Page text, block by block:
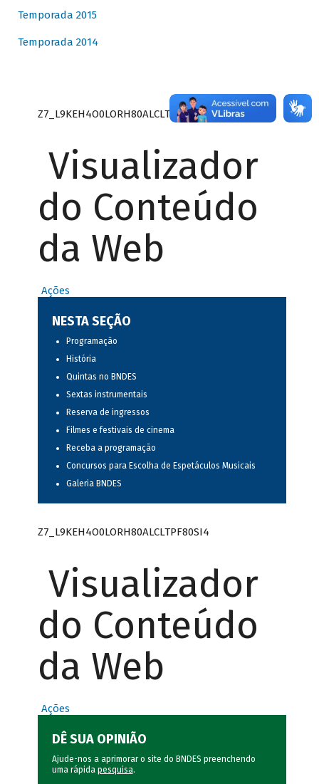
Temporada 2015
Temporada 2014
Z7_L9KEH4O0LORH80ALCLTPF80S27
Visualizador
do Conteúdo
da Web
Ações
NESTA SEÇÃO
Programação
História
Quintas no BNDES
Sextas instrumentais
Reserva de ingressos
Filmes e festivais de cinema
Receba a programação
Concursos para Escolha de Espetáculos Musicais
Galeria BNDES
Z7_L9KEH4O0LORH80ALCLTPF80SI4
Visualizador
do Conteúdo
da Web
Ações
DÊ SUA OPINIÃO
Ajude-nos a aprimorar o site do BNDES preenchendo
uma rápida pesquisa.